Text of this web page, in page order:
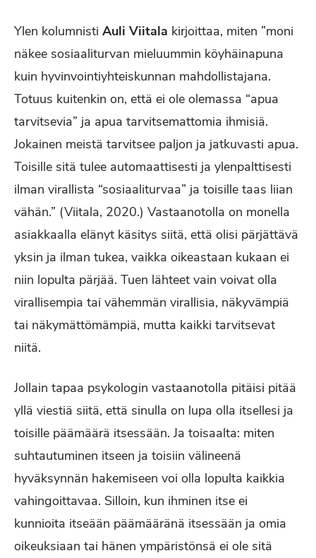
Ylen kolumnisti Auli Viitala kirjoittaa, miten ”moni
näkee sosiaaliturvan mieluummin köyhäinapuna
kuin hyvinvointiyhteiskunnan mahdollistajana.
Totuus kuitenkin on, että ei ole olemassa “apua
tarvitsevia” ja apua tarvitsemattomia ihmisiä.
Jokainen meistä tarvitsee paljon ja jatkuvasti apua.
Toisille sitä tulee automaattisesti ja ylenpalttisesti
ilman virallista “sosiaaliturvaa” ja toisille taas liian
vähän.” (Viitala, 2020.) Vastaanotolla on monella
asiakkaalla elänyt käsitys siitä, että olisi pärjättävä
yksin ja ilman tukea, vaikka oikeastaan kukaan ei
niin lopulta pärjää. Tuen lähteet vain voivat olla
virallisempia tai vähemmän virallisia, näkyvämpiä
tai näkymättömämpiä, mutta kaikki tarvitsevat
niitä.
Jollain tapaa psykologin vastaanotolla pitäisi pitää
yllä viestiä siitä, että sinulla on lupa olla itsellesi ja
toisille päämäärä itsessään. Ja toisaalta: miten
suhtautuminen itseen ja toisiin välineenä
hyväksynnän hakemiseen voi olla lopulta kaikkia
vahingoittavaa. Silloin, kun ihminen itse ei
kunnioita itseään päämääränä itsessään ja omia
oikeuksiaan tai hänen ympäristönsä ei ole sitä